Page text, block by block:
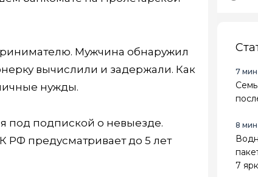
Мужчина обнаружил
вычислили и задержали. Как
нужды.
под подпиской о невыезде.
РФ предусматривает до 5 лет
7
8
7